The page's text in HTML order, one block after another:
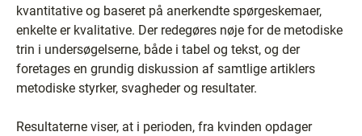
kvantitative og baseret på anerkendte spørgeskemaer,
enkelte er kvalitative. Der redegøres nøje for de metodiske
trin i undersøgelserne, både i tabel og tekst, og der
foretages en grundig diskussion af samtlige artiklers
metodiske styrker, svagheder og resultater.
Resultaterne viser, at i perioden, fra kvinden opdager